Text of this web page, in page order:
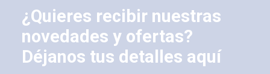
¿Quieres recibir nuestras
novedades y ofertas?
Déjanos tus detalles aquí